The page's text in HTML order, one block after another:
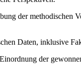
der methodischen
Daten, inklusive
der